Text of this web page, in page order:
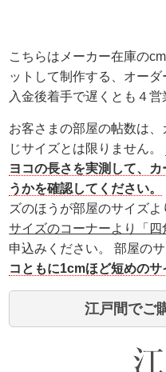
こちらはメーカー在庫の
ットして制作する、 オーダ
入金後着手で遅くとも４営
お客さまの部屋の帖数は
じサイズとは限りません。
ヨコの長さを実測して、
うかを確認してください。
ズのほうが部屋のサイズ
サイズのコーナーより「四
申込みください。 部屋の
コともに1cmほど短めのサ
江戸間でご